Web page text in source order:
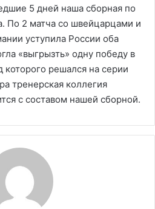
5 дней наша сборная по
По 2 матча со швейцарцами и
уступила России оба
«выгрызть» одну победу в
решался на серии
тренерская коллегия
с составом нашей сборной.